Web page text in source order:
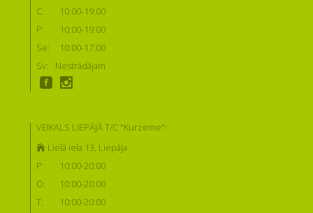
C:
10:00-19:00
P:
10:00-19:00
Se:
10:00-17:00
Sv:
Nestrādājam
VEIKALS LIEPĀJĀ T/C "Kurzeme":
Lielā iela 13, Liepāja
P:
10:00-20:00
O:
10:00-20:00
T:
10:00-20:00